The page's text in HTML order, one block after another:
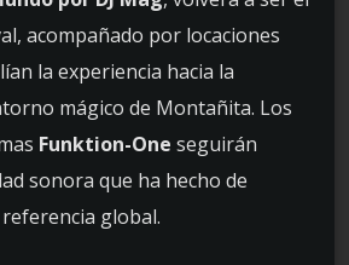
acompañado por locaciones
la experiencia hacia la
mágico de Montañita. Los
Funktion-One seguirán
sonora que ha hecho de
global.